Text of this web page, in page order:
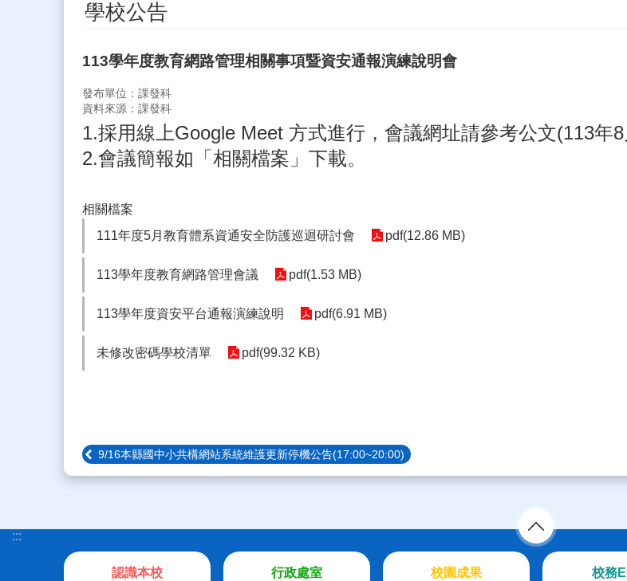
學校公告
113學年度教育網路管理相關事項暨資安通報演練說明會
發布單位：課發科
資料來源：課發科
1.採用線上Google Meet 方式進行，會議網址請參考公文(113年
2.會議簡報如「相關檔案」下載。
相關檔案
111年度5月教育體系資通安全防護巡迴研討會
pdf(12.86 MB)
113學年度教育網路管理會議 pdf(1.53 MB)
113學年度資安平台通報演練說明 pdf(6.91 MB)
未修改密碼學校清單 pdf(99.32 KB)
9/16本縣國中小共構網站系統維護更新停機公告(17:00~20:00)
:::
認識本校 行政處室 校園成果 校務